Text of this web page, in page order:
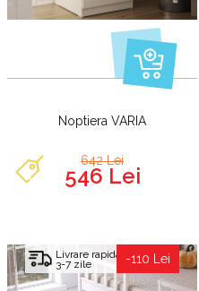
Noptiera VARIA
642 Lei
546 Lei
Livrare rapida
3-7 zile -110 Lei